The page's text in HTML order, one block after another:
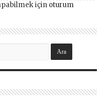
için oturum